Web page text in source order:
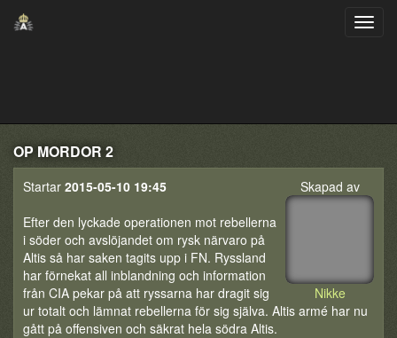
OP MORDOR 2
Skapad av
Nikke
Startar 2015-05-10 19:45
Efter den lyckade operationen mot rebellerna
i söder och avslöjandet om rysk närvaro på
Altis så har saken tagits upp i FN. Ryssland
har förnekat all inblandning och information
från CIA pekar på att ryssarna har dragit sig
ur totalt och lämnat rebellerna för sig själva. Altis armé har nu
gått på offensiven och säkrat hela södra Altis.